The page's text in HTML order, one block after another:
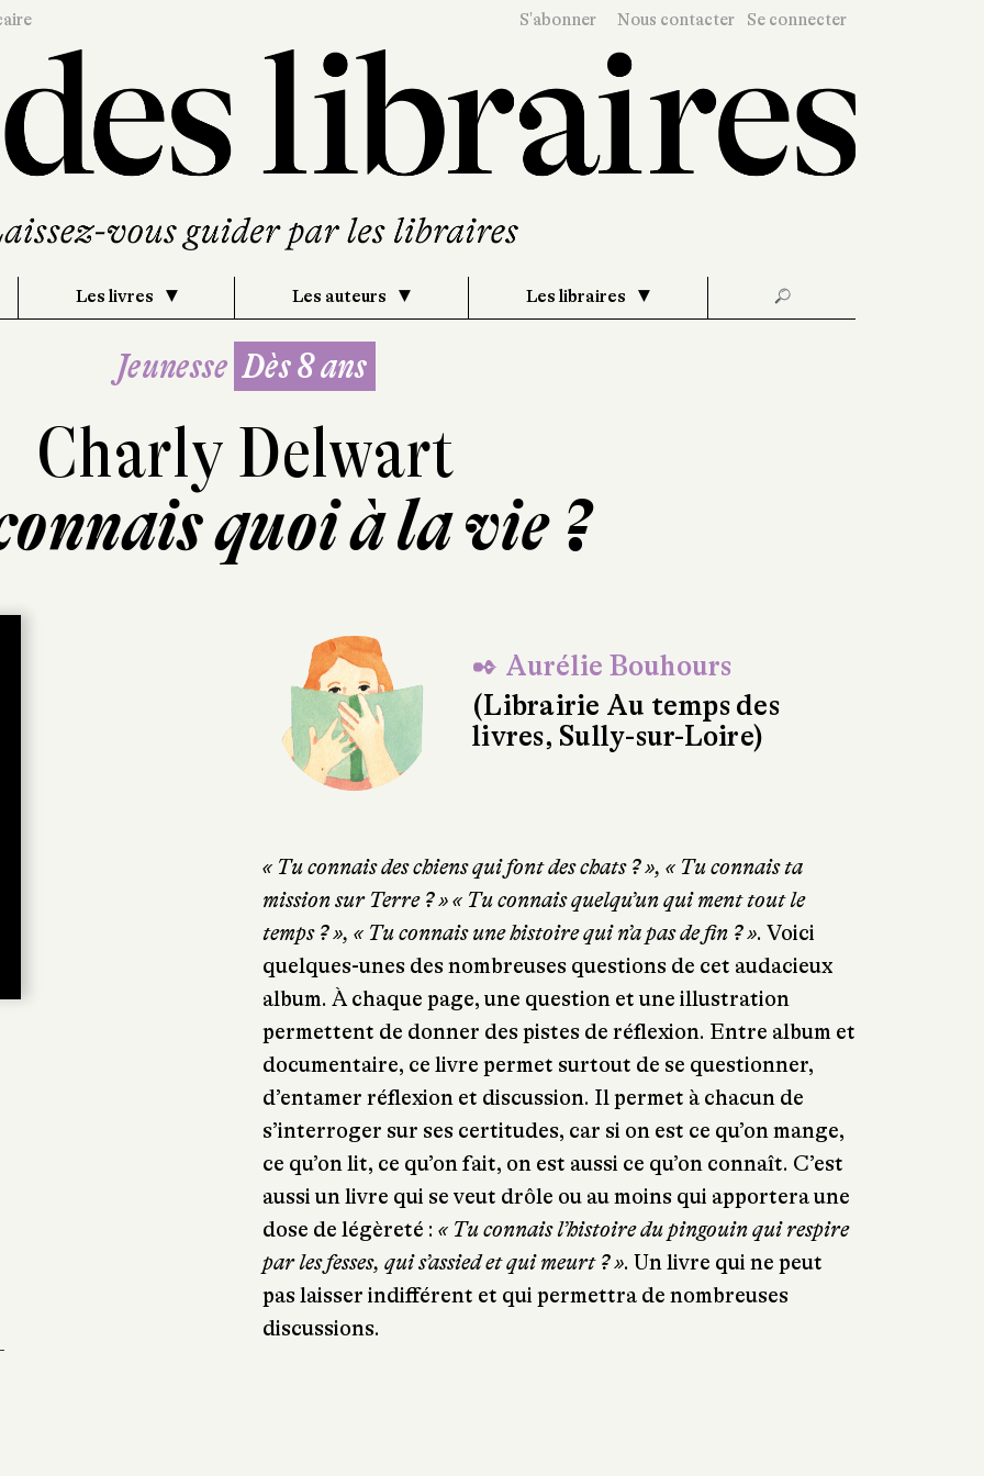
S'abonner Nous contacter Se connecter
Les livres Les auteurs Les libraires 🔎
Jeunesse Dès 8 ans
Charly Delwart
quoi à la vie ?
✒ Aurélie Bouhours
(Librairie Au temps des
livres, Sully-sur-Loire)
« Tu connais des chiens qui font des chats ? », « Tu connais ta
mission sur Terre ? » « Tu connais quelqu’un qui ment tout le
temps ? », « Tu connais une histoire qui n’a pas de fin ? ». Voici
quelques-unes des nombreuses questions de cet audacieux
album. À chaque page, une question et une illustration
permettent de donner des pistes de réflexion. Entre album et
documentaire, ce livre permet surtout de se questionner,
d’entamer réflexion et discussion. Il permet à chacun de
s’interroger sur ses certitudes, car si on est ce qu’on mange,
ce qu’on lit, ce qu’on fait, on est aussi ce qu’on connaît. C’est
aussi un livre qui se veut drôle ou au moins qui apportera une
dose de légèreté : « Tu connais l’histoire du pingouin qui respire
par les fesses, qui s’assied et qui meurt ? ». Un livre qui ne peut
pas laisser indifférent et qui permettra de nombreuses
discussions.